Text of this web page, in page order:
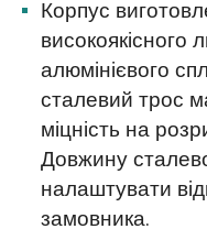
Корпус
високоякісного
алюмінієвого
сталевий трос
міцність на
Довжину
налаштувати
замовника.